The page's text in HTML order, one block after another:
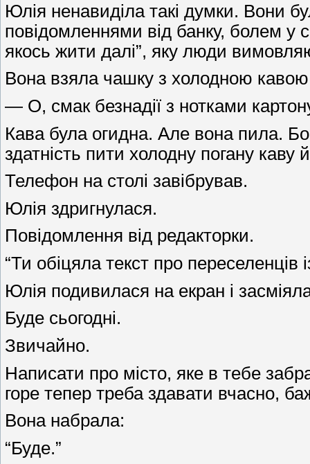
Юлія ненавиділа такі думки. Вони
повідомленнями від банку, болем
якось жити далі”, яку люди
Вона взяла чашку з холодною
— О, смак безнадії з нотками
Кава була огидна. Але вона пила. Бо
здатність пити холодну погану каву
Телефон на столі завібрував.
Юлія здригнулася.
Повідомлення від редакторки.
“Ти обіцяла текст про переселенців
Юлія подивилася на екран і
Буде сьогодні.
Звичайно.
Написати про місто, яке в тебе
горе тепер треба здавати вчасно,
Вона набрала:
“Буде.”